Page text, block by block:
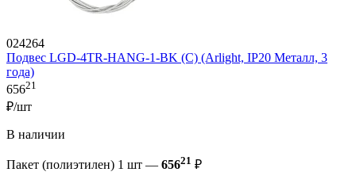
024264
Подвес LGD-4TR-HANG-1-BK (C) (Arlight, IP20 Металл, 3
года)
65621
₽/шт
В наличии
Пакет (полиэтилен) 1 шт — 65621 ₽